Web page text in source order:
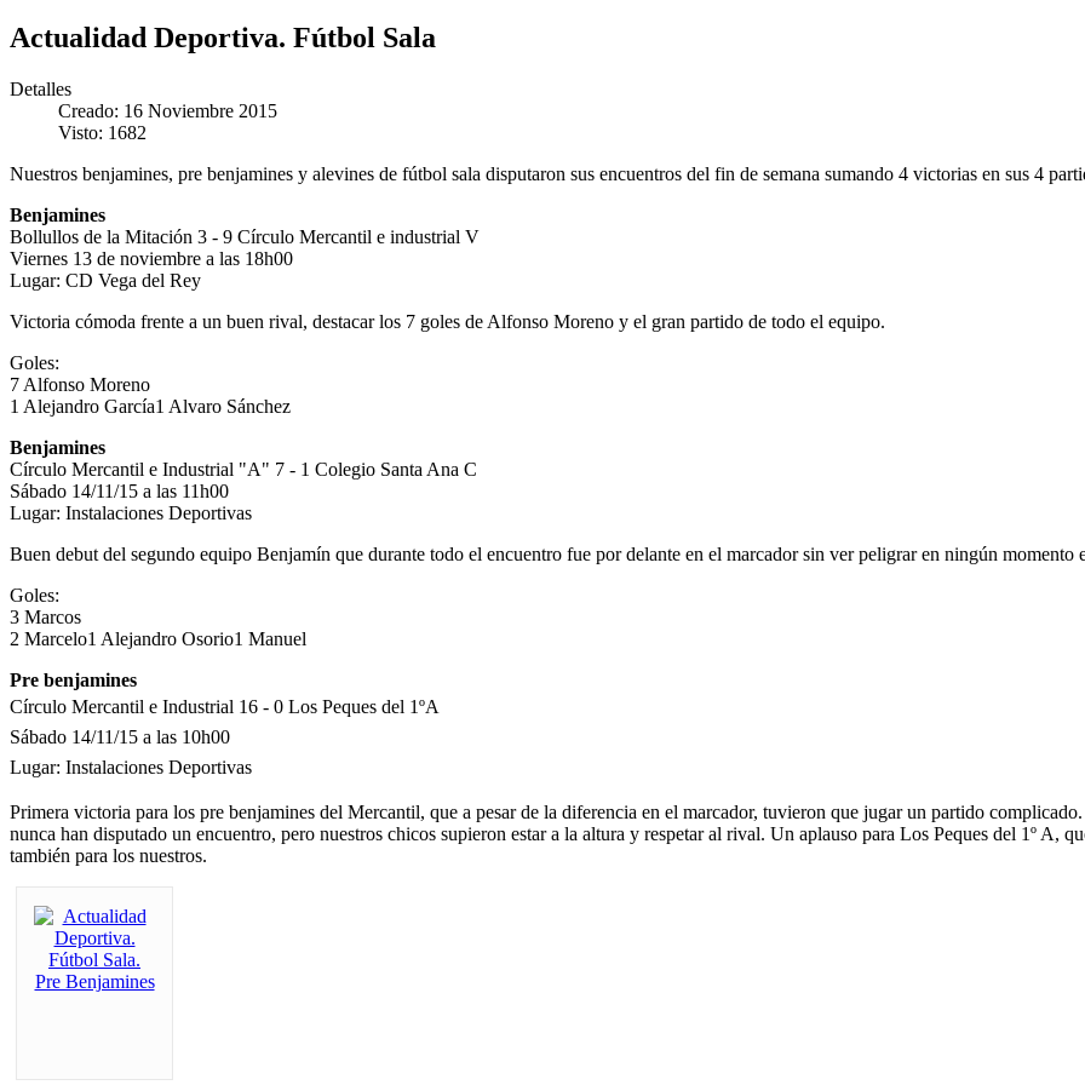
Actualidad Deportiva. Fútbol Sala
Detalles
Creado: 16 Noviembre 2015
Visto: 1682
Nuestros benjamines, pre benjamines y alevines de fútbol sala disputaron sus encuentros del fin de semana sumando 4 victorias en sus 4
Benjamines
Bollullos de la Mitación 3 - 9 Círculo Mercantil e industrial V
Viernes 13 de noviembre a las 18h00
Lugar: CD Vega del Rey
Victoria cómoda frente a un buen rival, destacar los 7 goles de Alfonso Moreno y el gran partido de todo el equipo.
Goles:
7 Alfonso Moreno
1 Alejandro García1 Alvaro Sánchez
Benjamines
Círculo Mercantil e Industrial "A" 7 - 1 Colegio Santa Ana C
Sábado 14/11/15 a las 11h00
Lugar: Instalaciones Deportivas
Buen debut del segundo equipo Benjamín que durante todo el encuentro fue por delante en el marcador sin ver peligrar en ningún momento
Goles:
3 Marcos
2 Marcelo1 Alejandro Osorio1 Manuel
Pre benjamines
Círculo Mercantil e Industrial 16 - 0 Los Peques del 1ºA
Sábado 14/11/15 a las 10h00
Lugar: Instalaciones Deportivas
Primera victoria para los pre benjamines del Mercantil, que a pesar de la diferencia en el marcador, tuvieron que jugar un partido
nunca han disputado un encuentro, pero nuestros chicos supieron estar a la altura y respetar al rival. Un aplauso para Los Peques del 1º A,
también para los nuestros.